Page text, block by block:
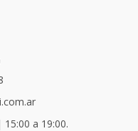
a 19:00.